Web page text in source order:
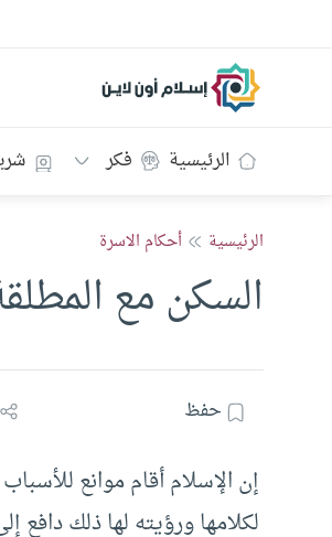
إسلام أون لاين
الرئيسية فكر
الرئيسية أحكام الاسرة
السكن مع
حفظ
إن الإسلام أقام موانع
لكلامها ورؤيته لها ذلك دافع